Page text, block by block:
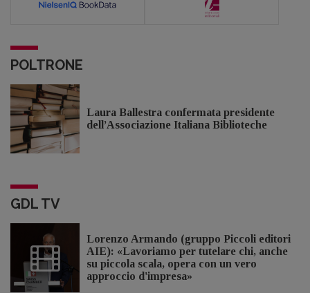
POLTRONE
Laura Ballestra confermata presidente
dell’Associazione Italiana Biblioteche
GDL TV
Lorenzo Armando (gruppo Piccoli editori
AIE): «Lavoriamo per tutelare chi, anche
su piccola scala, opera con un vero
approccio d'impresa»